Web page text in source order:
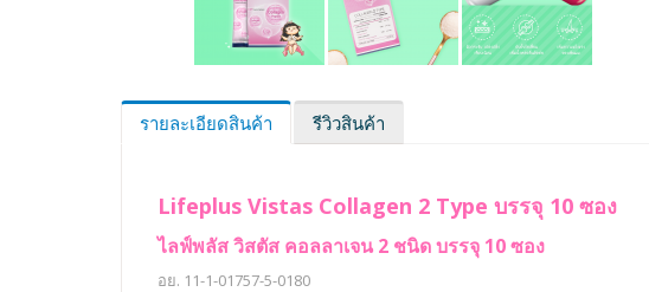
รายละเอียดสินค้า รีวิวสินค้า
Lifeplus Vistas Collagen 2 Type บรรจุ 10 ซอง
ไลฟ์พลัส วิสตัส คอลลาเจน 2 ชนิด บรรจุ 10 ซอง
อย. 11-1-01757-5-0180